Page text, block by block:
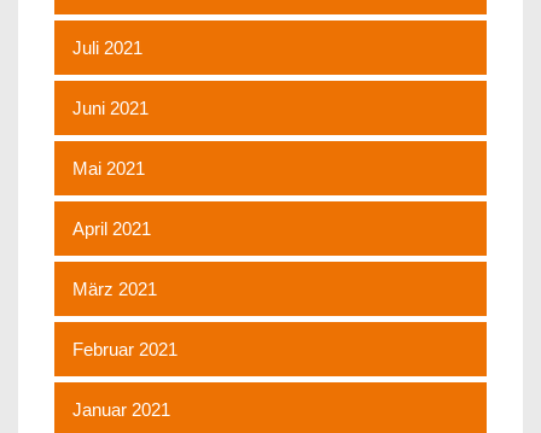
Juli 2021
Juni 2021
Mai 2021
April 2021
März 2021
Februar 2021
Januar 2021